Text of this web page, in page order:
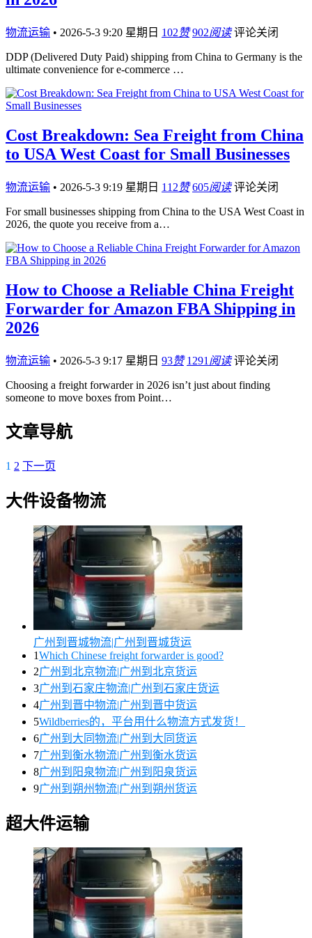
物流运输 • 2026-5-3 9:20 星期日 102赞 902阅读 评论关闭
DDP (Delivered Duty Paid) shipping from China to Germany is the
ultimate convenience for e-commerce …
Cost Breakdown: Sea Freight from China
to USA West Coast for Small Businesses
物流运输 • 2026-5-3 9:19 星期日 112赞 605阅读 评论关闭
For small businesses shipping from China to the USA West Coast in
2026, the quote you receive from a…
How to Choose a Reliable China Freight
Forwarder for Amazon FBA Shipping in
2026
物流运输 • 2026-5-3 9:17 星期日 93赞 1291 阅读 评论关闭
Choosing a freight forwarder in 2026 isn’t just about finding
someone to move boxes from Point…
文章导航
1 2 下一页
大件设备物流
广州到晋城物流|广州到晋城货运
1Which Chinese freight forwarder is good?
2广州到北京物流|广州到北京货运
3广州到石家庄物流|广州到石家庄货运
4广州到晋中物流|广州到晋中货运
5Wildberries的，平台用什么物流方式发货！
6广州到大同物流|广州到大同货运
7广州到衡水物流|广州到衡水货运
8广州到阳泉物流|广州到阳泉货运
9广州到朔州物流|广州到朔州货运
超大件运输